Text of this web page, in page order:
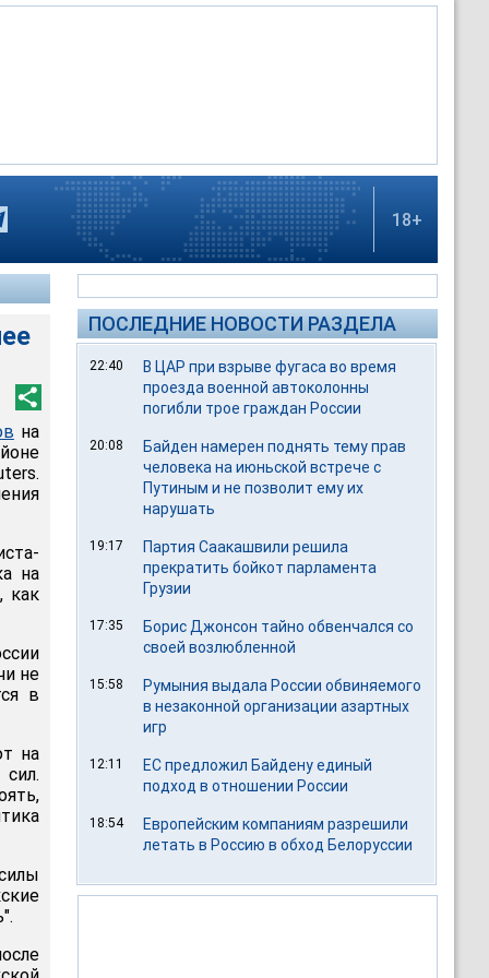
18+
на
на
как
не
в
на
ПОСЛЕДНИЕ НОВОСТИ РАЗДЕЛА
22:40
В ЦАР при взрыве фугаса во время
проезда военной автоколонны
погибли трое граждан России
20:08
Байден намерен поднять тему прав
человека на июньской встрече с
Путиным и не позволит ему их
нарушать
19:17
Партия Саакашвили решила
прекратить бойкот парламента
Грузии
17:35
Борис Джонсон тайно обвенчался со
своей возлюбленной
15:58
Румыния выдала России обвиняемого
в незаконной организации азартных
игр
12:11
ЕС предложил Байдену единый
подход в отношении России
18:54
Европейским компаниям разрешили
летать в Россию в обход Белоруссии